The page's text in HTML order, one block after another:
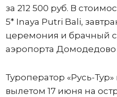
за 212 500 руб. В
5* Inaya Putri Bali,
церемония и брачный
аэропорта Домодедово
Туроператор «Русь-
вылетом 17 июня на